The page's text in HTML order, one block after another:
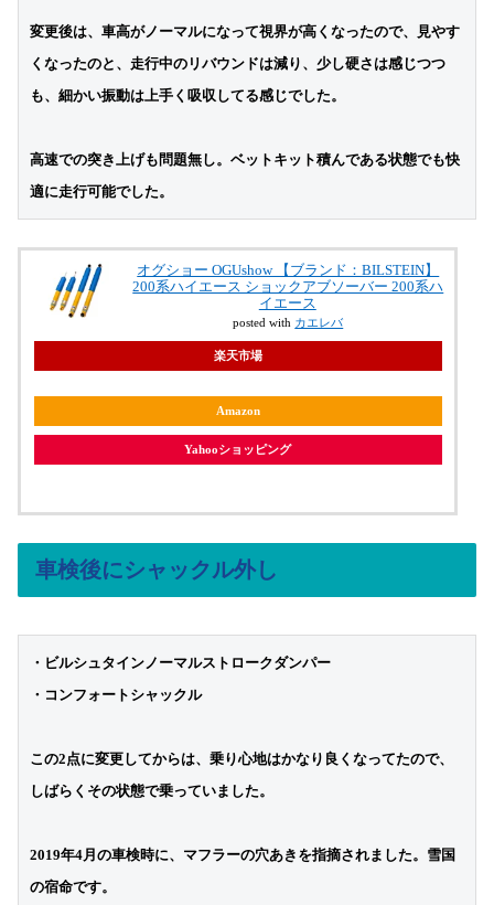
変更後は、車高がノーマルになって視界が高くなったので、見やす
くなったのと、走行中のリバウンドは減り、少し硬さは感じつつ
も、細かい振動は上手く吸収してる感じでした。
高速での突き上げも問題無し。ベットキット積んである状態でも快
適に走行可能でした。
オグショー OGUshow 【ブランド：BILSTEIN】
200系ハイエース ショックアブソーバー 200系ハ
イエース
posted with カエレバ
楽天市場
Amazon
Yahooショッピング
車検後にシャックル外し
・ ビルシュタインノーマルストロークダンパー
・コンフォートシャックル
この2点に変更してからは、乗り心地はかなり良くなってたので、
しばらくその状態で乗っていました。
2019年4月の車検時に、マフラーの穴あきを指摘されました。雪国
の宿命です。